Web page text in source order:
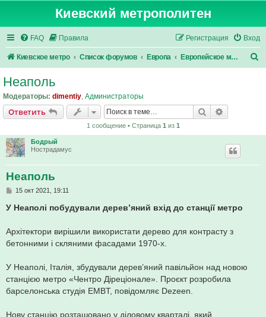
Киевский метрополитен
FAQ Правила Вход
Регистрация
Киевское метро Список форумов Европа Европейское метро
Неаполь
Модераторы: dimentiy, Администраторы
Ответить Поиск
1 сообщение • Страница 1из 1
Бодрый
Нострадамус
Неаполь
С
о
б
н
и
15 окт 2021, 19:11
У Неаполі побудували дерев’яний вхід до станції метро
Архітектори вирішили використати дерево для контрасту з
бетонними і скляними фасадами 1970-х.
У Неаполі, Італія, збудували дерев’яний павільйон над новою
станцією метро «Чентро Діреціонале». Проєкт розробила
барселонська студія EMBT, повідомляє Dezeen.
Нову станцію розташовано у діловому кварталі, який